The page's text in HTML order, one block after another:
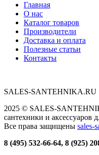
Главная
О нас
Каталог товаров
Производители
Доставка и оплата
Полезные статьи
Контакты
SALES-SANTEHNIKA.RU
2025 © SALES-
сантехники и аксессуаров
Все права защищены sales-
8 (495) 532-66-64, 8 (925)